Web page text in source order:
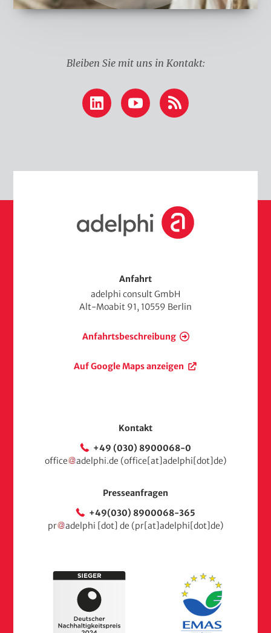
k
Bleiben Sie mit uns in Kontakt:
LinkedIn YouTube RSS
t
a
t
Anfahrt
adelphi consult GmbH
Alt-Moabit 91, 10559 Berlin
Anfahrtsbeschreibung
Auf Google Maps anzeigen
Kontakt
+49 (030) 8900068-0
office
adelphi.de (office[at]adelphi[dot]de)
Presseanfragen
+49(030) 8900068-365
pr
adelphi [dot] de (pr[at]adelphi[dot]de)